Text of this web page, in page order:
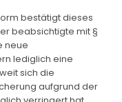
bestätigt dieses
beabsichtigte mit §
neue
lediglich eine
sich die
aufgrund der